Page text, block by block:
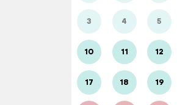
3 4 5
10 11 12
17 18 19